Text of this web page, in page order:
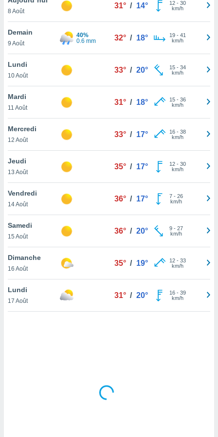
et
»,
au
vous
qu'ils
ou
le
ainsi
un
la
du
en
de
8 Août
31° / 14° 12- 30
km/h
Demain
9 Août
40%
0.6 mm
32° / 18° 19- 41
km/h
Lundi
10 Août
33° / 20° 15- 34
km/h
Mardi
11 Août
31° / 18° 15- 36
km/h
Mercredi
12 Août
33° / 17° 16- 38
km/h
Jeudi
13 Août
35° / 17° 12- 30
km/h
Vendredi
14 Août
36° / 17° 7- 26
km/h
Samedi
15 Août
36° / 20° 9- 27
km/h
Dimanche
16 Août
35° / 19° 12- 33
km/h
Lundi
17 Août
31° / 20° 16- 39
km/h